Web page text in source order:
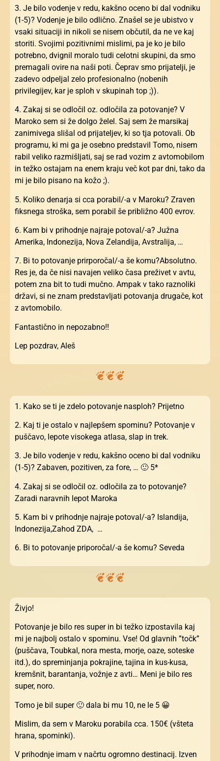
3. Je bilo vodenje v redu, kakšno oceno bi dal vodniku
(1-5)? Vodenje je bilo odlično. Znašel se je ubistvo v
vsaki situaciji in nikoli se nisem občutil, da ne ve kaj
storiti. Svojimi pozitivnimi mislimi, pa je ko je bilo
potrebno, dvignil moralo tudi celotni skupini, da smo
premagali ovire na naši poti. Čeprav smo prijatelji, je
zadevo odpeljal zelo profesionalno (nobenih
privilegijev, kar je sploh v skupinah top ;)).
4. Zakaj si se odločil oz. odločila za potovanje? V
Maroko sem si že dolgo želel. Saj sem že marsikaj
zanimivega slišal od prijateljev, ki so tja potovali. Ob
programu, ki mi ga je osebno predstavil Tomo, nisem
rabil veliko razmišljati, saj se rad vozim z avtomobilom
in težko ostajam na enem kraju več kot par dni, tako da
mi je bilo pisano na kožo ;).
5. Koliko denarja si cca porabil/-a v Maroku? Zraven
fiksnega stroška, sem porabil še približno 400 evrov.
6. Kam bi v prihodnje najraje potoval/-a? Južna
Amerika, Indonezija, Nova Zelandija, Avstralija, …
7. Bi to potovanje prirporočal/-a še komu?Absolutno.
Res je, da če nisi navajen veliko časa preživet v avtu,
potem zna bit to tudi mučno. Ampak v tako raznoliki
državi, si ne znam predstavljati potovanja drugače, kot
z avtomobilo.
Fantastično in nepozabno!!
Lep pozdrav, Aleš
1. Kako se ti je zdelo potovanje nasploh? Prijetno
2. Kaj ti je ostalo v najlepšem spominu? Potovanje v
puščavo, lepote visokega atlasa, slap in trek.
3. Je bilo vodenje v redu, kakšno oceno bi dal vodniku
(1-5)? Zabaven, pozitiven, za fore, … 🙂 5*
4. Zakaj si se odločil oz. odločila za to potovanje?
Zaradi naravnih lepot Maroka
5. Kam bi v prihodnje najraje potoval/-a? Islandija,
Indonezija,Zahod ZDA, …
6. Bi to potovanje priporočal/-a še komu? Seveda
Živjo!
Potovanje je bilo res super in bi težko izpostavila kaj
mi je najbolj ostalo v spominu. Vse! Od glavnih ”točk”
(puščava, Toubkal, nora mesta, morje, oaze, soteske
itd.), do spreminjanja pokrajine, tajina in kus-kusa,
kremšnit, barantanja, vožnje z avti… Meni je bilo res
super, noro.
Tomo je bil super 🙂 dala bi mu 10, ne le 5 😀
Mislim, da sem v Maroku porabila cca. 150€ (všteta
hrana, spominki).
V prihodnje imam v načrtu ogromno destinacij. Izven